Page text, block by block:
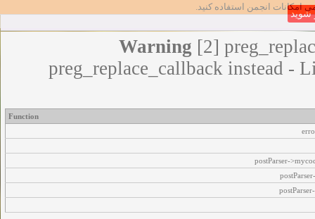
امکانات انجمن استفاده کنید.
Warning [2]
preg_replace_callback instead -
Function
postParser-